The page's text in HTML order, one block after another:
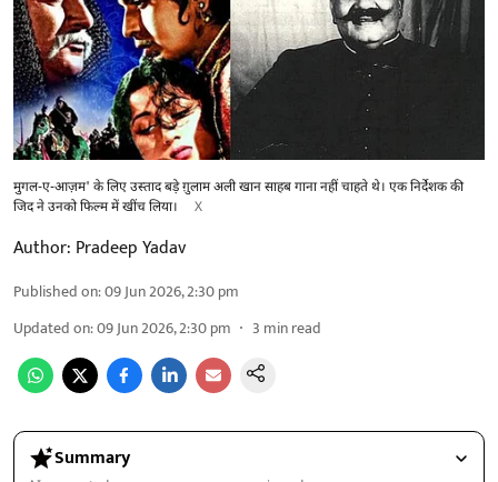
मुगल-ए-आज़म' के लिए उस्ताद बड़े ग़ुलाम अली खान साहब गाना नहीं चाहते थे। एक निर्देशक की
जिद ने उनको फिल्म में खींच लिया।
X
Author: Pradeep Yadav
Published on:09 Jun 2026, 2:30 pm
Updated on:09 Jun 2026, 2:30 pm 3 min read
Summary